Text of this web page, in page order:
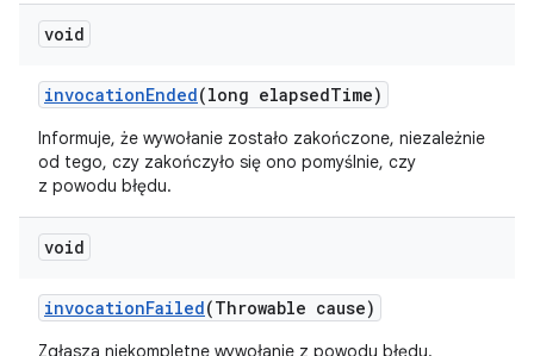
void
invocationEnded(long elapsedTime)
Informuje, że wywołanie zostało zakończone, niezależnie
od tego, czy zakończyło się ono pomyślnie, czy
z powodu błędu.
void
invocationFailed(Throwable cause)
Zgłasza niekompletne wywołanie z powodu błędu.